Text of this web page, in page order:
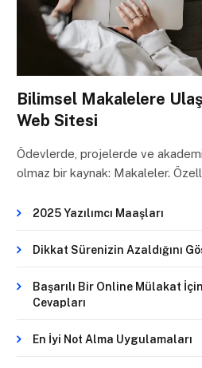
Bilimsel Makalelere
Web Sitesi
Ödevlerde, projelerde ve
olmaz bir kaynak: Makaleler.
2025 Yazılımcı Maaşları
Dikkat Sürenizin Azaldığını
Başarılı Bir Online Mülakat
Cevapları
En İyi Not Alma Uygulamaları